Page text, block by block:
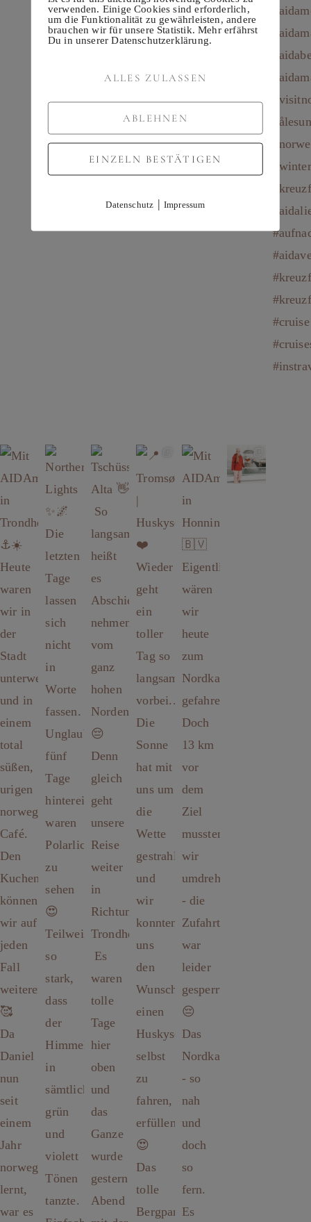
verwenden. Einige Cookies sind erforderlich,
um die Funktionalität zu gewährleisten, andere
brauchen wir für unsere Statistik. Mehr erfährst
Du in unserer Datenschutzerklärung.
ALLES ZULASSEN
ABLEHNEN
EINZELN BESTÄTIGEN
Datenschutz | Impressum